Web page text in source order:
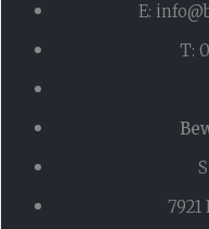
E:
T: